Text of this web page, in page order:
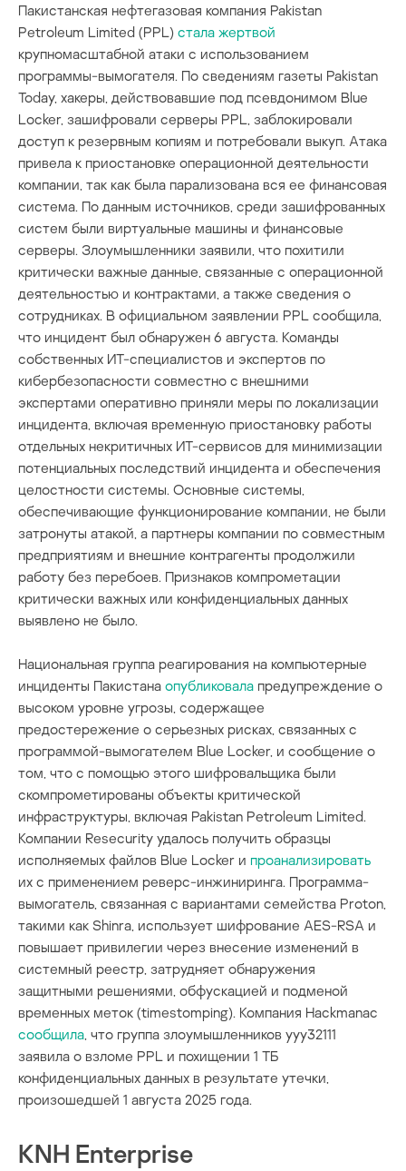
Пакистанская нефтегазовая компания Pakistan
Petroleum Limited (PPL) стала жертвой
крупномасштабной атаки с использованием
программы-вымогателя. По сведениям газеты Pakistan
Today, хакеры, действовавшие под псевдонимом Blue
Locker, зашифровали серверы PPL, заблокировали
доступ к резервным копиям и потребовали выкуп. Атака
привела к приостановке операционной деятельности
компании, так как была парализована вся ее финансовая
система. По данным источников, среди зашифрованных
систем были виртуальные машины и финансовые
серверы. Злоумышленники заявили, что похитили
критически важные данные, связанные с операционной
деятельностью и контрактами, а также сведения о
сотрудниках. В официальном заявлении PPL сообщила,
что инцидент был обнаружен 6 августа. Команды
собственных ИТ-специалистов и экспертов по
кибербезопасности совместно с внешними
экспертами оперативно приняли меры по локализации
инцидента, включая временную приостановку работы
отдельных некритичных ИТ-сервисов для минимизации
потенциальных последствий инцидента и обеспечения
целостности системы. Основные системы,
обеспечивающие функционирование компании, не были
затронуты атакой, а партнеры компании по совместным
предприятиям и внешние контрагенты продолжили
работу без перебоев. Признаков компрометации
критически важных или конфиденциальных данных
выявлено не было.
Национальная группа реагирования на компьютерные
инциденты Пакистана опубликовала предупреждение о
высоком уровне угрозы, содержащее
предостережение о серьезных рисках, связанных с
программой-вымогателем Blue Locker, и сообщение о
том, что с помощью этого шифровальщика были
скомпрометированы объекты критической
инфраструктуры, включая Pakistan Petroleum Limited.
Компании Resecurity удалось получить образцы
исполняемых файлов Blue Locker и проанализировать
их с применением реверс-инжиниринга. Программа-
вымогатель, связанная с вариантами семейства Proton,
такими как Shinra, использует шифрование AES-RSA и
повышает привилегии через внесение изменений в
системный реестр, затрудняет обнаружения
защитными решениями, обфускацией и подменой
временных меток (timestomping). Компания Hackmanac
сообщила, что группа злоумышленников yyy32111
заявила о взломе PPL и похищении 1 ТБ
конфиденциальных данных в результате утечки,
произошедшей 1 августа 2025 года.
KNH Enterprise